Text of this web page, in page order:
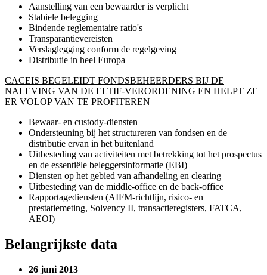
Aanstelling van een bewaarder is verplicht
Stabiele belegging
Bindende reglementaire ratio's
Transparantievereisten
Verslaglegging conform de regelgeving
Distributie in heel Europa
CACEIS BEGELEIDT FONDSBEHEERDERS BIJ DE
NALEVING VAN DE ELTIF-VERORDENING EN HELPT ZE
ER VOLOP VAN TE PROFITEREN
Bewaar- en custody-diensten
Ondersteuning bij het structureren van fondsen en de
distributie ervan in het buitenland
Uitbesteding van activiteiten met betrekking tot het prospectus
en de essentiële beleggersinformatie (EBI)
Diensten op het gebied van afhandeling en clearing
Uitbesteding van de middle-office en de back-office
Rapportagediensten (AIFM-richtlijn, risico- en
prestatiemeting, Solvency II, transactieregisters, FATCA,
AEOI)
Belangrijkste data
26 juni 2013